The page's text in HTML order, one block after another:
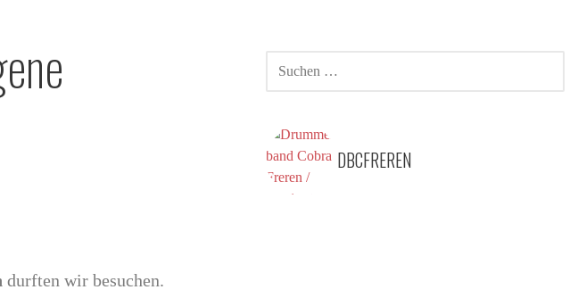
durften wir besuchen.
DBCFREREN